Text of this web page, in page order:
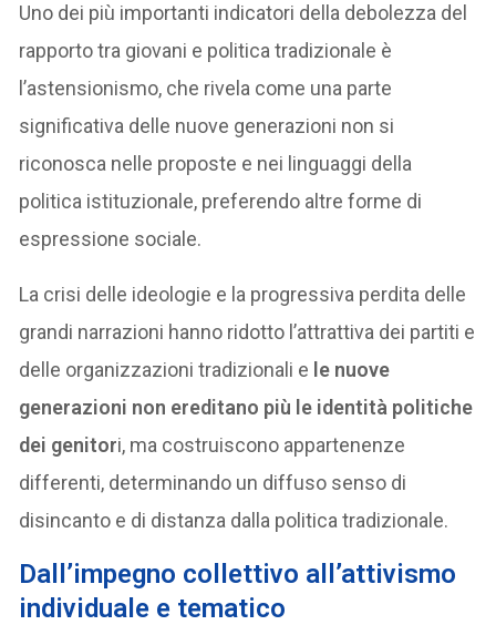
Uno dei più importanti indicatori della debolezza del
rapporto tra giovani e politica tradizionale è
l’astensionismo, che rivela come una parte
significativa delle nuove generazioni non si
riconosca nelle proposte e nei linguaggi della
politica istituzionale, preferendo altre forme di
espressione sociale.
La crisi delle ideologie e la progressiva perdita delle
grandi narrazioni hanno ridotto l’attrattiva dei partiti e
delle organizzazioni tradizionali e le nuove
generazioni non ereditano più le identità politiche
dei genitori, ma costruiscono appartenenze
differenti, determinando un diffuso senso di
disincanto e di distanza dalla politica tradizionale.
Dall’impegno collettivo all’attivismo
individuale e tematico